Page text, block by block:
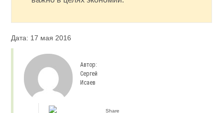
Дата: 17 мая 2016
Автор:
Сергей
Исаев